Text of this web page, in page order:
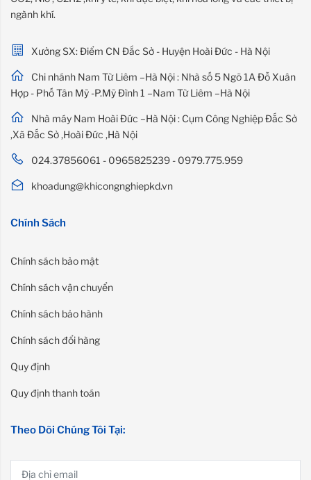
ngành khí.
Xưởng SX: Điểm CN Đắc Sở - Huyện Hoài Đức - Hà Nội
Chi nhánh Nam Từ Liêm –Hà Nội : Nhà số 5 Ngõ 1A Đỗ Xuân
Hợp - Phố Tân Mỹ -P.Mỹ Đình 1 –Nam Từ Liêm –Hà Nội
Nhà máy Nam Hoài Đức –Hà Nội : Cụm Công Nghiệp Đắc Sở
,Xã Đắc Sở ,Hoài Đức ,Hà Nội
024.37856061 - 0965825239 - 0979.775.959
khoadung@khicongnghiepkd.vn
Chính Sách
Chính sách bảo mật
Chính sách vận chuyển
Chính sách bảo hành
Chính sách đổi hàng
Quy định
Quy định thanh toán
Theo Dõi Chúng Tôi Tại: